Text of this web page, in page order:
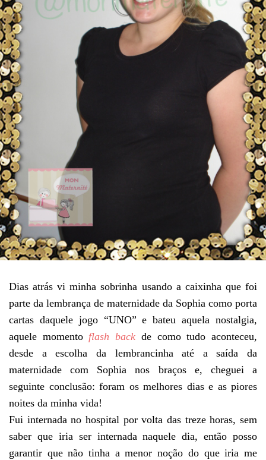
Dias atrás vi minha sobrinha usando a caixinha que foi
parte da lembrança de maternidade da Sophia como porta
cartas daquele jogo “UNO” e bateu aquela nostalgia,
aquele momento flash back de como tudo aconteceu,
desde a escolha da lembrancinha até a saída da
maternidade com Sophia nos braços e, cheguei a
seguinte conclusão: foram os melhores dias e as piores
noites da minha vida!
Fui internada no hospital por volta das treze horas, sem
saber que iria ser internada naquele dia, então posso
garantir que não tinha a menor noção do que iria me